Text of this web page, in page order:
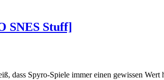
SNES Stuff]
dass Spyro-Spiele immer einen gewissen Wert